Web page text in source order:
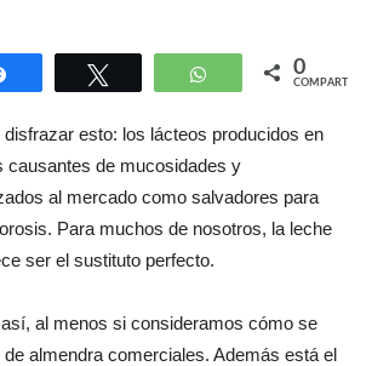
Compartir WhatsApp
0
COMPARTIR
esto: los lácteos producidos en
causantes de mucosidades y
al mercado como salvadores para
Para muchos de nosotros, la leche
ser el sustituto perfecto.
al menos si consideramos cómo se
almendra comerciales. Además está el